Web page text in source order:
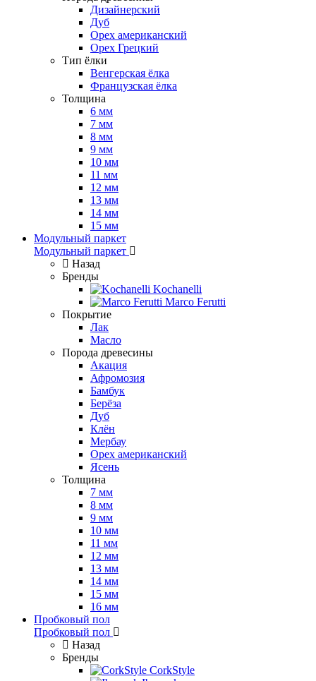
Дизайнерский
Дуб
Орех американский
Орех Грецкий
Тип ёлки
Венгерская ёлка
Французская ёлка
Толщина
6 мм
7 мм
8 мм
9 мм
10 мм
11 мм
12 мм
13 мм
14 мм
15 мм
Модульный паркет
Модульный паркет
Назад
Бренды
Kochanelli
Marco Ferutti
Покрытие
Лак
Масло
Порода древесины
Акация
Афромозия
Бамбук
Берёза
Дуб
Клён
Мербау
Орех американский
Ясень
Толщина
7 мм
8 мм
9 мм
10 мм
11 мм
12 мм
13 мм
14 мм
15 мм
16 мм
Пробковый пол
Пробковый пол
Назад
Бренды
CorkStyle